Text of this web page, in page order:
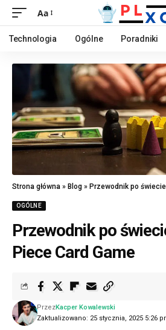
Aa
Technologia Ogólne Poradniki
Strona główna » Blog » Przewodnik po
OGÓLNE
Przewodnik po
Piece Card Game
Zaktualizowano: 25 stycznia, 2025 5:26
PrzezKacper Kowalewski